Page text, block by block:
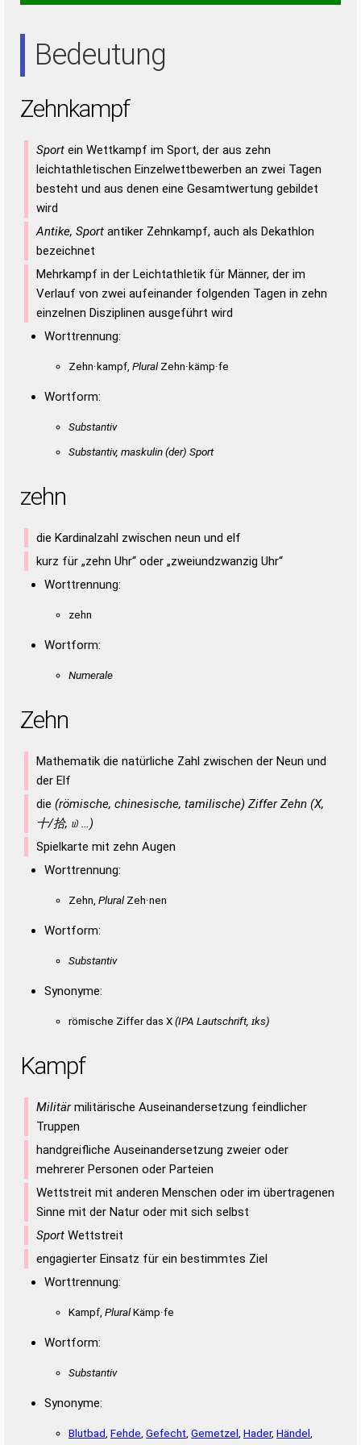
Bedeutung
Zehnkampf
Sport ein Wettkampf im Sport, der aus zehn
leichtathletischen Einzelwettbewerben an zwei Tagen
besteht und aus denen eine Gesamtwertung gebildet
wird
Antike, Sport antiker Zehnkampf, auch als Dekathlon
bezeichnet
Mehrkampf in der Leichtathletik für Männer, der im
Verlauf von zwei aufeinander folgenden Tagen in zehn
einzelnen Disziplinen ausgeführt wird
Worttrennung:
Zehn·kampf, PluralZehn·kämp·fe
Wortform:
Substantiv
Substantiv, maskulin(der) Sport
zehn
die Kardinalzahl zwischen neun und elf
kurz für „zehn Uhr“ oder „zweiundzwanzig Uhr“
Worttrennung:
zehn
Wortform:
Numerale
Zehn
Mathematik die natürliche Zahl zwischen der Neun und
der Elf
die (römische, chinesische, tamilische) Ziffer Zehn (X,
十/拾, ௰ …)
Spielkarte mit zehn Augen
Worttrennung:
Zehn, PluralZeh·nen
Wortform:
Substantiv
Synonyme:
römische Ziffer das X(IPA Lautschrift, ɪks)
Kampf
Militärmilitärische Auseinandersetzung feindlicher
Truppen
handgreifliche Auseinandersetzung zweier oder
mehrerer Personen oder Parteien
Wettstreit mit anderen Menschen oder im übertragenen
Sinne mit der Natur oder mit sich selbst
Sport Wettstreit
engagierter Einsatz für ein bestimmtes Ziel
Worttrennung:
Kampf, PluralKämp·fe
Wortform:
Substantiv
Synonyme:
Blutbad Fehde Gefecht Gemetzel Hader, Händel